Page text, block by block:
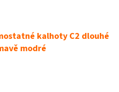
kalhoty C2 dlouhé
modré